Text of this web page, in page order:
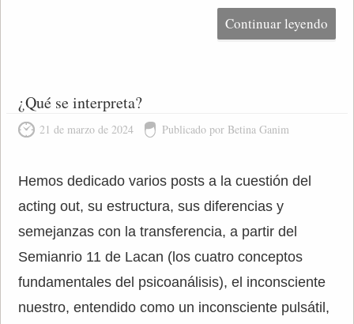
Continuar leyendo
¿Qué se interpreta?
21 de marzo de 2024 Publicado por Betina Ganim
Hemos dedicado varios posts a la cuestión del
acting out, su estructura, sus diferencias y
semejanzas con la transferencia, a partir del
Semianrio 11 de Lacan (los cuatro conceptos
fundamentales del psicoanálisis), el inconsciente
nuestro, entendido como un inconsciente pulsátil,